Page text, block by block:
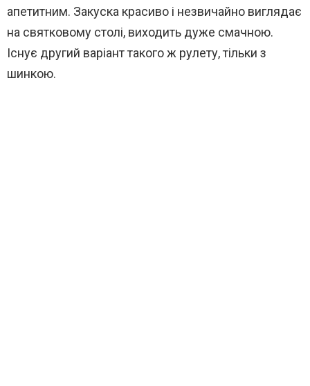
апетитним. Закуска красиво і незвичайно виглядає
на святковому столі, виходить дуже смачною.
Існує другий варіант такого ж рулету, тільки з
шинкою.